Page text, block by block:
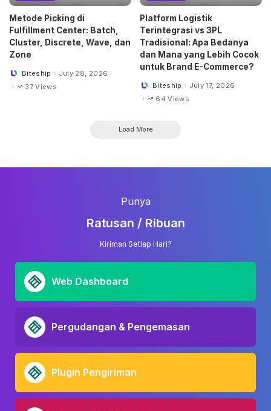
Metode Picking di
Fulfillment Center: Batch,
Cluster, Discrete, Wave, dan
Zone
PostedBiteship
July 28, 2026
37 Views
Platform Logistik
Terintegrasi vs 3PL
Tradisional: Apa Bedanya
dan Mana yang Lebih Cocok
untuk Brand E-Commerce?
PostedBiteship
July 17, 2026
64 Views
Load More
Punya
Ratusan / Ribuan
Kiriman Setiap Hari?
Web Dashboard
Pergudangan & Pengemasan
Plugin Pengiriman